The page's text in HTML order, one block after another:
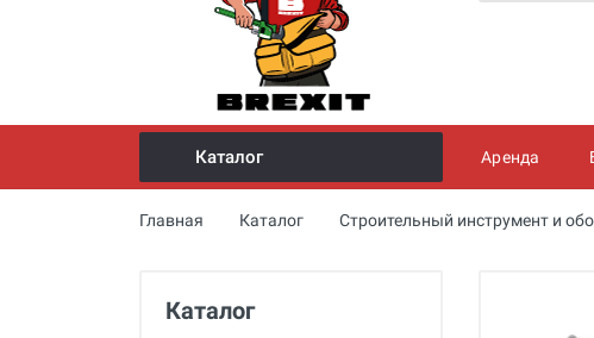
Инструмент и оборудование для
монтажа стальных труб
Опрессовщики для проверки
Каталог Аренда
Главная Каталог Строительный инструмент и
Каталог